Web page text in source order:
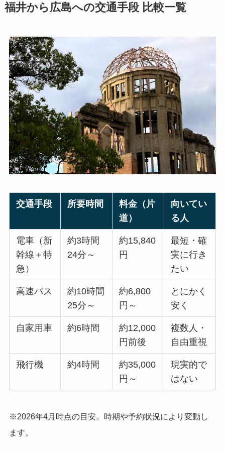
福井から広島への交通手段 比較一覧
交通手段 所要時間
料金（片
道）
向いてい
る人
電車（新
幹線＋特
急）
約3時間
24分～
約15,840
円
最短・確
実に行き
たい
高速バス
約10時間
25分～
約6,800
円～
とにかく
安く
自家用車 約6時間
約12,000
円前後
複数人・
自由重視
飛行機 約4時間
約35,000
円～
現実的で
はない
※2026年4月時点の目安。時期や予約状況により変動し
ます。